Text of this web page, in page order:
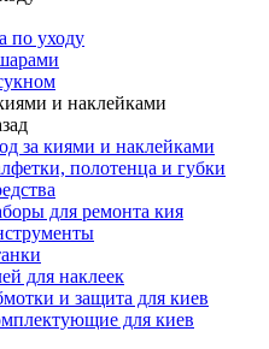
по уходу
и наклейками
за киями и наклейками
полотенца и губки
для ремонта кия
для наклеек
и защита для киев
для киев